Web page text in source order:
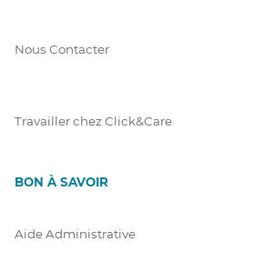
Nous Contacter
Travailler chez Click&Care
BON À SAVOIR
Aide Administrative